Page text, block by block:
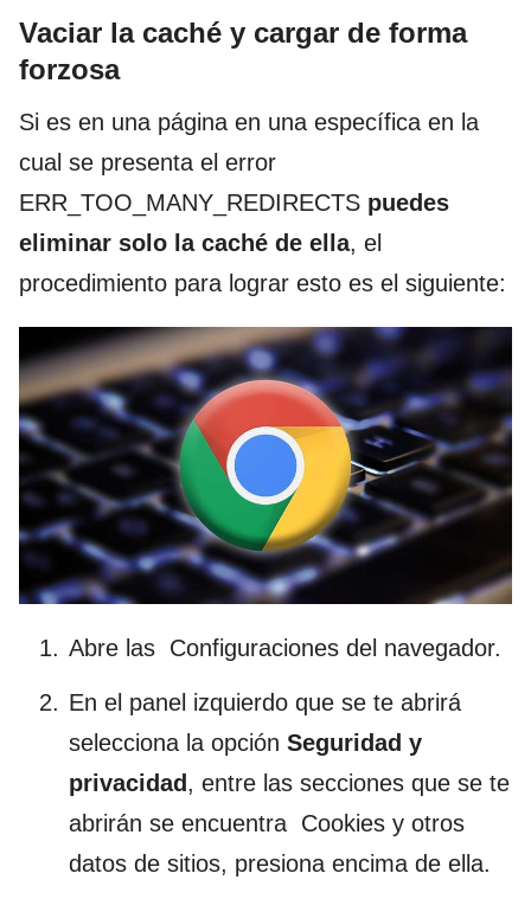
Vaciar la caché y cargar de forma
forzosa
Si es en una página en una específica en la
cual se presenta el error
ERR_TOO_MANY_REDIRECTS puedes
eliminar solo la caché de ella, el
procedimiento para lograr esto es el siguiente:
Abre las Configuraciones del navegador.
En el panel izquierdo que se te abrirá
selecciona la opción Seguridad y
privacidad , entre las secciones que se te
abrirán se encuentra Cookies y otros
datos de sitios, presiona encima de ella.